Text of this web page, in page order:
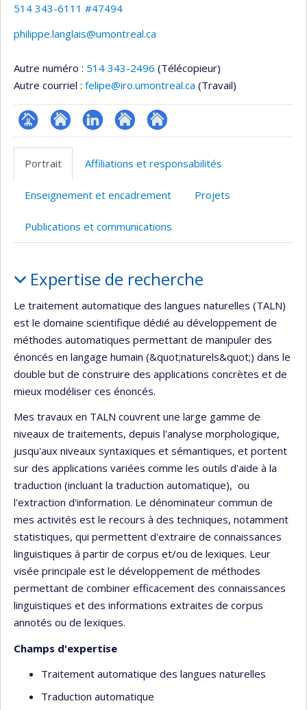
514 343-6111 #47494
philippe.langlais@umontreal.ca
Autre numéro : 514 343-2496 (Télécopieur)
Autre courriel : felipe@iro.umontreal.ca (Travail)
Page Site
l’unité
recherche
LinkedInAutre Autre
web
Portrait Affiliations et responsabilités
Enseignement et encadrement Projets
Publications et communications
Expertise de recherche
Le traitement automatique des langues naturelles (TALN)
est le domaine scientifique dédié au développement de
méthodes automatiques permettant de manipuler des
énoncés en langage humain (&quot;naturels&quot;) dans le
double but de construire des applications concrètes et de
mieux modéliser ces énoncés.
Mes travaux en TALN couvrent une large gamme de
niveaux de traitements, depuis l'analyse morphologique,
jusqu'aux niveaux syntaxiques et sémantiques, et portent
sur des applications variées comme les outils d'aide à la
traduction (incluant la traduction automatique), ou
l'extraction d'information. Le dénominateur commun de
mes activités est le recours à des techniques, notamment
statistiques, qui permettent d'extraire de connaissances
linguistiques à partir de corpus et/ou de lexiques. Leur
visée principale est le développement de méthodes
permettant de combiner efficacement des connaissances
linguistiques et des informations extraites de corpus
annotés ou de lexiques.
Champs d'expertise
Traitement automatique des langues naturelles
Traduction automatique